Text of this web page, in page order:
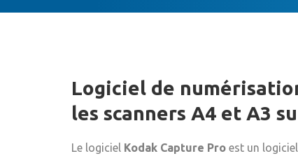
Logiciel de
les scanners A4 et A3
Le logiciel Kodak Capture Pro est un